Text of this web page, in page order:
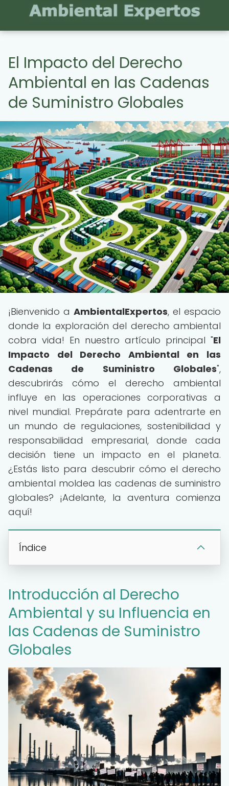
El Impacto del Derecho
Ambiental en las Cadenas
de Suministro Globales
¡Bienvenido a AmbientalExpertos, el espacio
donde la exploración del derecho ambiental
cobra vida! En nuestro artículo principal "El
Impacto del Derecho Ambiental en las
Cadenas de Suministro Globales",
descubrirás cómo el derecho ambiental
influye en las operaciones corporativas a
nivel mundial. Prepárate para adentrarte en
un mundo de regulaciones, sostenibilidad y
responsabilidad empresarial, donde cada
decisión tiene un impacto en el planeta.
¿Estás listo para descubrir cómo el derecho
ambiental moldea las cadenas de suministro
globales? ¡Adelante, la aventura comienza
aquí!
Índice
Introducción al Derecho
Ambiental y su Influencia en
las Cadenas de Suministro
Globales